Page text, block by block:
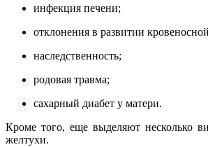
инфекция печени;
отклонения в развитии
наследственность;
родовая травма;
сахарный диабет у матери.
Кроме того, еще выделяют несколько
желтухи.